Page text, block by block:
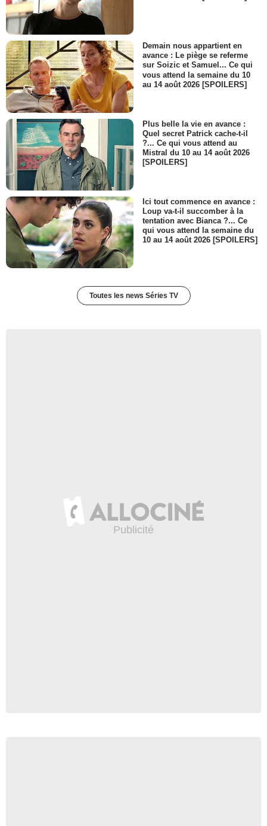
Demain nous appartient en
avance : Le piège se referme
sur Soizic et Samuel... Ce qui
vous attend la semaine du 10
au 14 août 2026 [SPOILERS]
Plus belle la vie en avance :
Quel secret Patrick cache-t-il
?... Ce qui vous attend au
Mistral du 10 au 14 août 2026
[SPOILERS]
Ici tout commence en avance :
Loup va-t-il succomber à la
tentation avec Bianca ?... Ce
qui vous attend la semaine du
10 au 14 août 2026 [SPOILERS]
Toutes les news Séries TV